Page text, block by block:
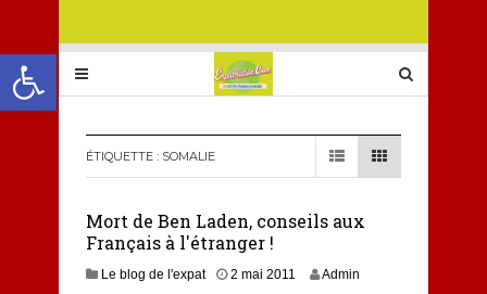
Ouvrir la barre d’outils
ÉTIQUETTE : SOMALIE
Mort de Ben Laden, conseils aux
Français à l'étranger !
Le blog de l'expat 2 mai 2011 Admin